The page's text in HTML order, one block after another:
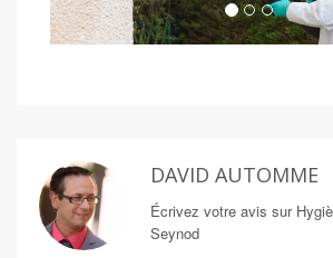
DAVID AUTOMME
Écrivez votre avis sur
Seynod